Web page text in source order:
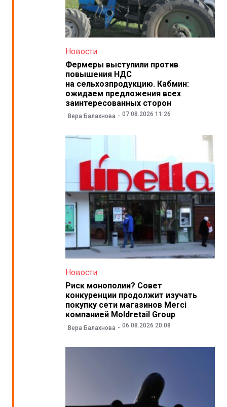
Новости
Фермеры выступили против
повышения НДС
на сельхозпродукцию. Кабмин:
ожидаем предложения всех
заинтересованных сторон
Вера Балахнова 07.08.2026 11:26
Новости
Риск монополии? Совет
конкуренции продолжит изучать
покупку сети магазинов Merci
компанией Moldretail Group
Вера Балахнова 06.08.2026 20:08